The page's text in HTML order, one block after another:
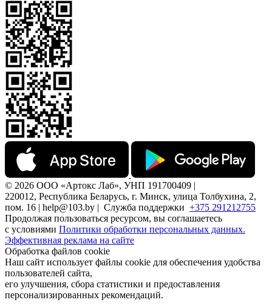
© 2026 ООО «Артокс Лаб», УНП 191700409 |
220012, Республика Беларусь, г. Минск, улица Толбухина, 2,
пом. 16 | help@103.by | Служба поддержки +375 291212755
Продолжая пользоваться ресурсом, вы соглашаетесь
с условиями Политики обработки персональных данных.
Эффективная реклама на сайте
Обработка файлов cookie
Наш сайт использует файлы cookie для обеспечения удобства
пользователей сайта,
его улучшения, сбора статистики и предоставления
персонализированных рекомендаций.